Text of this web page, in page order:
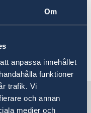
Om
anpassa innehållet
funktioner
trafik. Vi
och annan
medier och
länder och svar